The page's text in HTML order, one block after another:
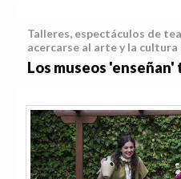
Talleres, espectáculos de
acercarse al arte y la cultura
Los museos